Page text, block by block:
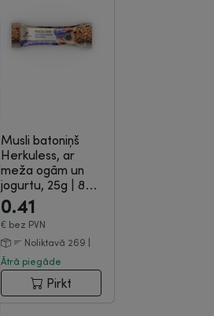
Musli batoniņš
Herkuless, ar
meža ogām un
jogurtu, 25g
8-
13-2211
0.41
€ bez PVN
Noliktavā 269 |
Ātrā piegāde
Pirkt